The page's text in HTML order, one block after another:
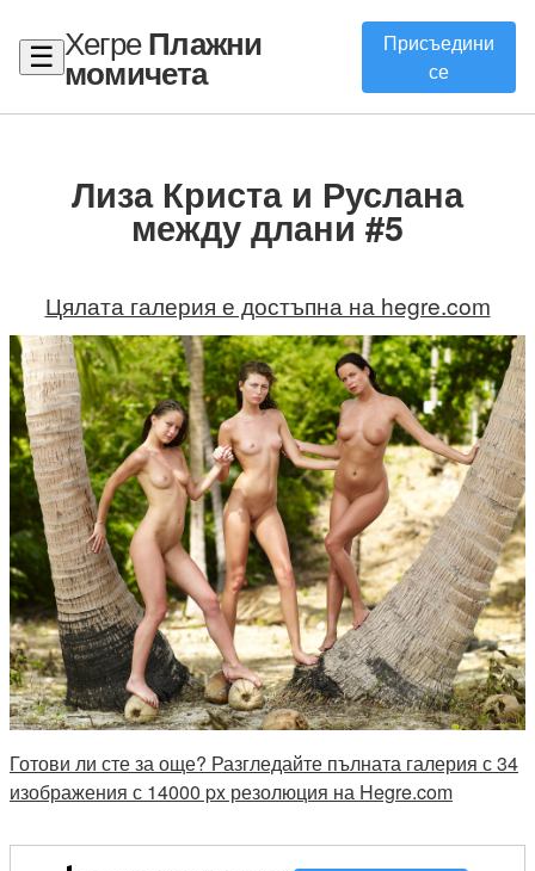
☰ ХегреПлажни
момичета
Присъедини
се
Лиза Криста и Руслана
между длани #5
Цялата галерия е достъпна на hegre.com
Готови ли сте за още? Разгледайте пълната галерия с 34
изображения с 14000 px резолюция на Hegre.com